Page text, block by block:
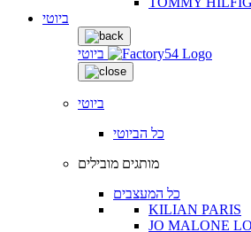
ביוטי
ביוטי
ביוטי
כל הביוטי
מותגים מובילים
כל המעצבים
KILIAN PARIS
JO MALONE